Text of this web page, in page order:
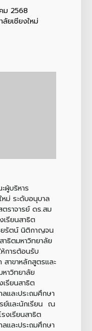
ม 2568
ลัยเชียงใหม่
ผู้บริหาร
หม่ ระดับอนุบาล
ราจารย์ ดร.สม
เรียนสาธิต
ยรัตน์ นิติกาญจน
าธิตมหาวิทยาลัย
การต้อนรับ
าขาหลักสูตรและ
าวิทยาลัย
เรียนสาธิต
และประถมศึกษา
ย์และนักเรียน ณ
งเรียนสาธิต
และประถมศึกษา